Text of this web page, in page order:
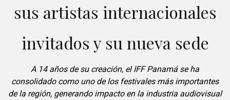
sus artistas internacionales
invitados y su nueva sede
A 14 años de su creación, el IFF Panamá se ha
consolidado como uno de los festivales más importantes
de la región, generando impacto en la industria audiovisual